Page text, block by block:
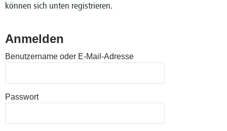
können sich unten registrieren.
Anmelden
Benutzername oder E-Mail-Adresse
Passwort